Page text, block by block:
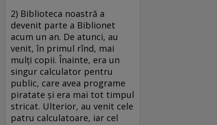
2) Biblioteca noastră a
devenit parte a Biblionet
acum un an. De atunci, au
venit, în primul rînd, mai
mulţi copii. Înainte, era un
singur calculator pentru
public, care avea programe
piratate şi era mai tot timpul
stricat. Ulterior, au venit cele
patru calculatoare, iar cel